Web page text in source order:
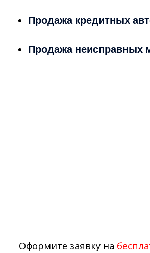
Продажа кредитных
Продажа неисправных
Оформите заявку на